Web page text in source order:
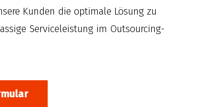
Kunden die optimale Lösung zu
Serviceleistung im Outsourcing-